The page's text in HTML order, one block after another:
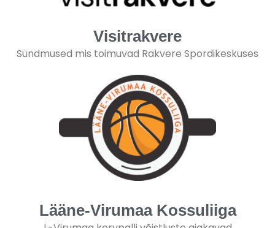
Visitrakvere
Sündmused mis toimuvad Rakvere Spordikeskuses
Lääne-Virumaa Kossuliiga